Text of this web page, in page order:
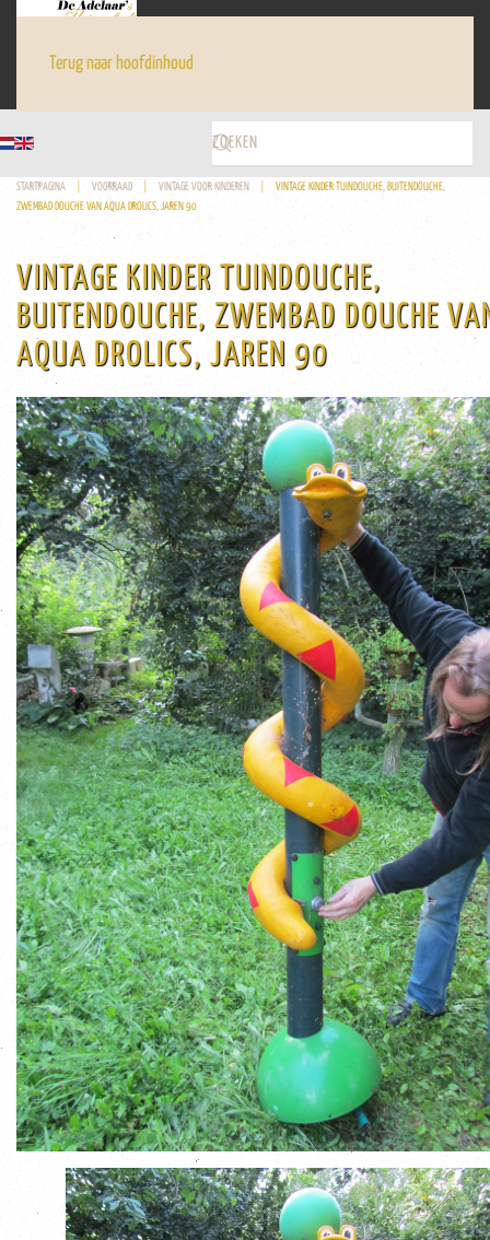
Terug naar hoofdinhoud
STARTPAGINA VOORRAAD VINTAGE VOOR KINDEREN
VINTAGE KINDER TUINDOUCHE, BUITENDOUCHE,
ZWEMBAD DOUCHE VAN AQUA DROLICS, JAREN 90
VINTAGE KINDER TUINDOUCHE,
BUITENDOUCHE, ZWEMBAD DOUCHE
AQUA DROLICS, JAREN 90